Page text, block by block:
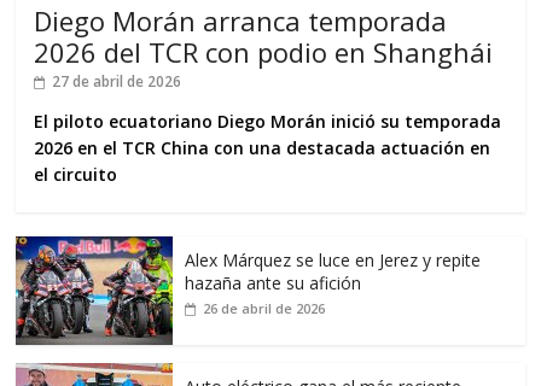
Diego Morán arranca temporada
2026 del TCR con podio en Shanghái
27 de abril de 2026
El piloto ecuatoriano Diego Morán inició su temporada
2026 en el TCR China con una destacada actuación en
el circuito
Alex Márquez se luce en Jerez y repite
hazaña ante su afición
26 de abril de 2026